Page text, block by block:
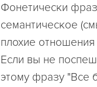
Фонетически
семантическое
плохие
Если вы не
этому фразу "Все